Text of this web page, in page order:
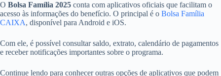
O Bolsa Família 2025 conta com aplicativos oficiais que facilitam o
acesso às informações do benefício. O principal é o Bolsa Família
CAIXA, disponível para Android e iOS.
Com ele, é possível consultar saldo, extrato, calendário de pagamentos
e receber notificações importantes sobre o programa.
Continue lendo para conhecer outras opções de aplicativos que podem